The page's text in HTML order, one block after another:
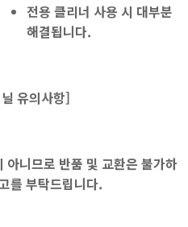
전용 클리너 사용 시 대부분
해결됩니다.
유의사항]
니므로 반품 및 교환은 불가하
를 부탁드립니다.